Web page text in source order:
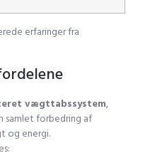
erfaringer fra
vægttabssystem,
samlet forbedring af
og energi.